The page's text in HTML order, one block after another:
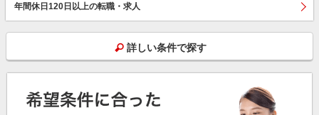
年間休日120日以上の転職・求人
詳しい条件で探す